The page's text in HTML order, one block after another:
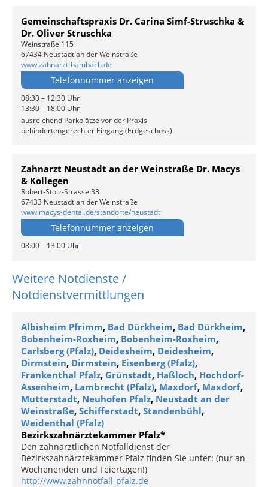
Gemeinschaftspraxis Dr. Carina Simf-Struschka &
Dr. Oliver Struschka
Weinstraße 115
67434 Neustadt an der Weinstraße
www.zahnarzt-hambach.de
Telefonnummer anzeigen
08:30 – 12:30 Uhr
13:30 – 18:00 Uhr
ausreichend Parkplätze vor der Praxis
behindertengerechter Eingang (Erdgeschoss)
Zahnarzt Neustadt an der Weinstraße Dr. Macys
& Kollegen
Robert-Stolz-Strasse 33
67433 Neustadt an der Weinstraße
www.macys-dental.de/standorte/neustadt
Telefonnummer anzeigen
08:00 – 13:00 Uhr
Weitere Notdienste /
Notdienstvermittlungen
Albisheim Pfrimm, Bad Dürkheim, Bad Dürkheim,
Bobenheim-Roxheim, Bobenheim-Roxheim,
Carlsberg (Pfalz), Deidesheim, Deidesheim,
Dirmstein, Dirmstein, Eisenberg (Pfalz),
Frankenthal Pfalz, Grünstadt, Haßloch, Hochdorf-
Assenheim, Lambrecht (Pfalz), Maxdorf, Maxdorf,
Mutterstadt, Neuhofen Pfalz, Neustadt an der
Weinstraße, Schifferstadt, Standenbühl,
Weidenthal (Pfalz)
Bezirkszahnärztekammer Pfalz*
Den zahnärztlichen Notfalldienst der
Bezirkszahnärztekammer Pfalz finden Sie unter: (nur an
Wochenenden und Feiertagen!)
http://www.zahnnotfall-pfalz.de